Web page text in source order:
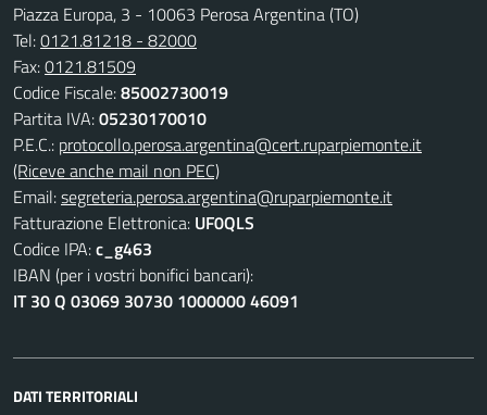
Piazza Europa, 3 - 10063 Perosa Argentina (TO)
Tel:0121.81218 - 82000
Fax:0121.81509
Codice Fiscale:85002730019
Partita IVA:05230170010
P.E.C.: protocollo.perosa.argentina@cert.ruparpiemonte.it
(Riceve anche mail non PEC)
Email:segreteria.perosa.argentina@ruparpiemonte.it
Fatturazione Elettronica: UF0QLS
Codice IPA:c_g463
IBAN (per i vostri bonifici bancari):
IT 30 Q 03069 30730 1000000 46091
DATI TERRITORIALI